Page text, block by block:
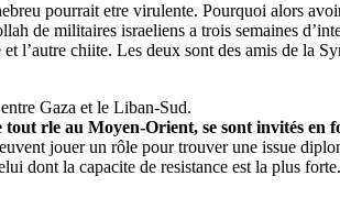
pourrait etre virulente. Pourquoi alors
de militaires israeliens a trois semaines
chiite. Les deux sont des amis de la
Gaza et le Liban-Sud.
rle au Moyen-Orient, se sont invités en
jouer un rôle pour trouver une issue
dont la capacite de resistance est la plus forte.